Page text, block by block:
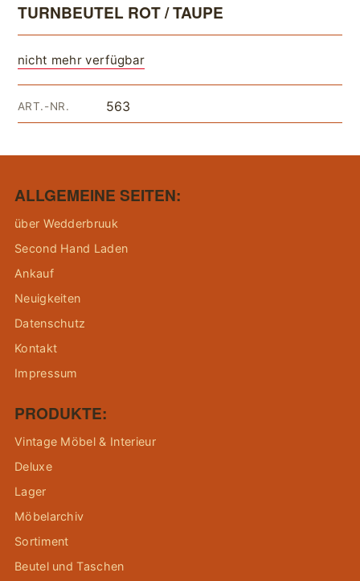
TURNBEUTEL ROT / TAUPE
nicht mehr verfügbar
ART.-NR. 563
ALLGEMEINE SEITEN:
über Wedderbruuk
Second Hand Laden
Ankauf
Neuigkeiten
Datenschutz
Kontakt
Impressum
PRODUKTE:
Vintage Möbel & Interieur
Deluxe
Lager
Möbelarchiv
Sortiment
Beutel und Taschen